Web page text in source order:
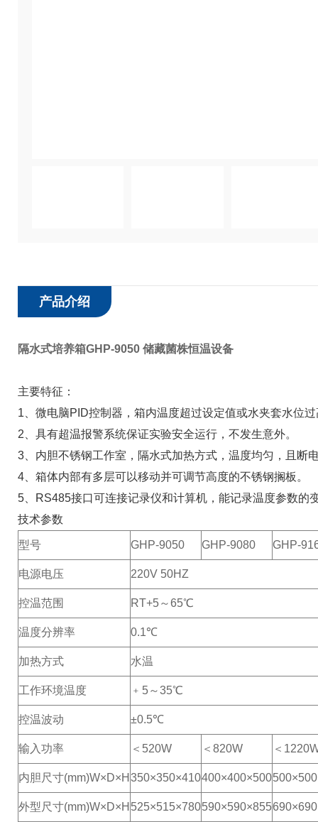
产品介绍
隔水式培养箱GHP-9050 储藏菌株恒温设备
主要特征：
1、微电脑PID控制器，箱内温度超过设定值或水夹套水位
2、具有超温报警系统保证实验安全运行，不发生意外。
3、内胆不锈钢工作室，隔水式加热方式，温度均匀，且断
4、箱体内部有多层可以移动并可调节高度的不锈钢搁板。
5、RS485接口可连接记录仪和计算机，能记录温度参数的
技术参数
型号 GHP-9050 GHP-9080 GHP-
电源电压 220V 50HZ
控温范围 RT+5～65℃
温度分辨率 0.1℃
加热方式 水温
工作环境温度 ﹢5～35℃
控温波动 ±0.5℃
输入功率 ＜520W ＜820W ＜
内胆尺寸(mm)W×D×H 350×350×410400×400×500
外型尺寸(mm)W×D×H 525×515×780590×590×855